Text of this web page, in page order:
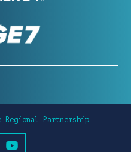
Regional Partnership